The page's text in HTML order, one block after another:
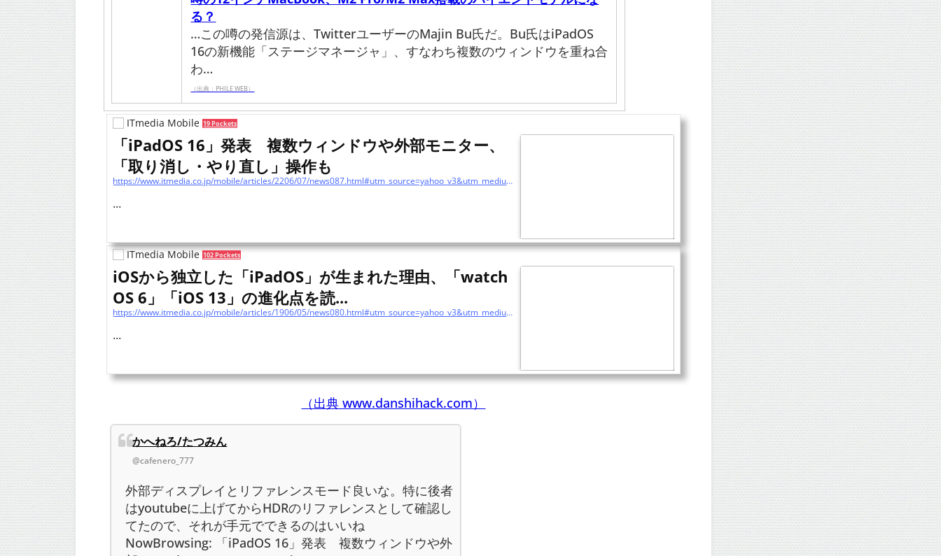
る？
…この噂の発信源は、TwitterユーザーのMajin Bu氏だ。Bu氏はiPadOS
16の新機能「ステージマネージャ」、すなわち複数のウィンドウを重ね合
わ…
（出典：PHILE WEB）
ITmedia Mobile 19 Pockets
「iPadOS 16」発表 複数ウィンドウや外部モニター、
「取り消し・やり直し」操作も
https://www.itmedia.co.jp/mobile/articles/2206/07/news087.html#utm_source=yahoo_v3&utm_medium=feed&utm_campaign=20220611-045&utm_term=zdn_m-prod&utm_content=rel1-1
...
ITmedia Mobile 102 Pockets
iOSから独立した「iPadOS」が生まれた理由、「watch
OS 6」「iOS 13」の進化点を読...
https://www.itmedia.co.jp/mobile/articles/1906/05/news080.html#utm_source=yahoo_v3&utm_medium=feed&utm_campaign=20220611-045&utm_term=zdn_m-prod&utm_content=rel2-1
...
（出典 www.danshihack.com）
かへねろ/たつみん
@cafenero_777
外部ディスプレイとリファレンスモード良いな。特に後者
はyoutubeに上げてからHDRのリファレンスとして確認し
てたので、それが手元でできるのはいいね
NowBrowsing: 「iPadOS 16」発表 複数ウィンドウや外